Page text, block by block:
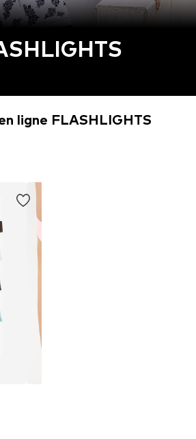
ligne FLASHLIGHTS